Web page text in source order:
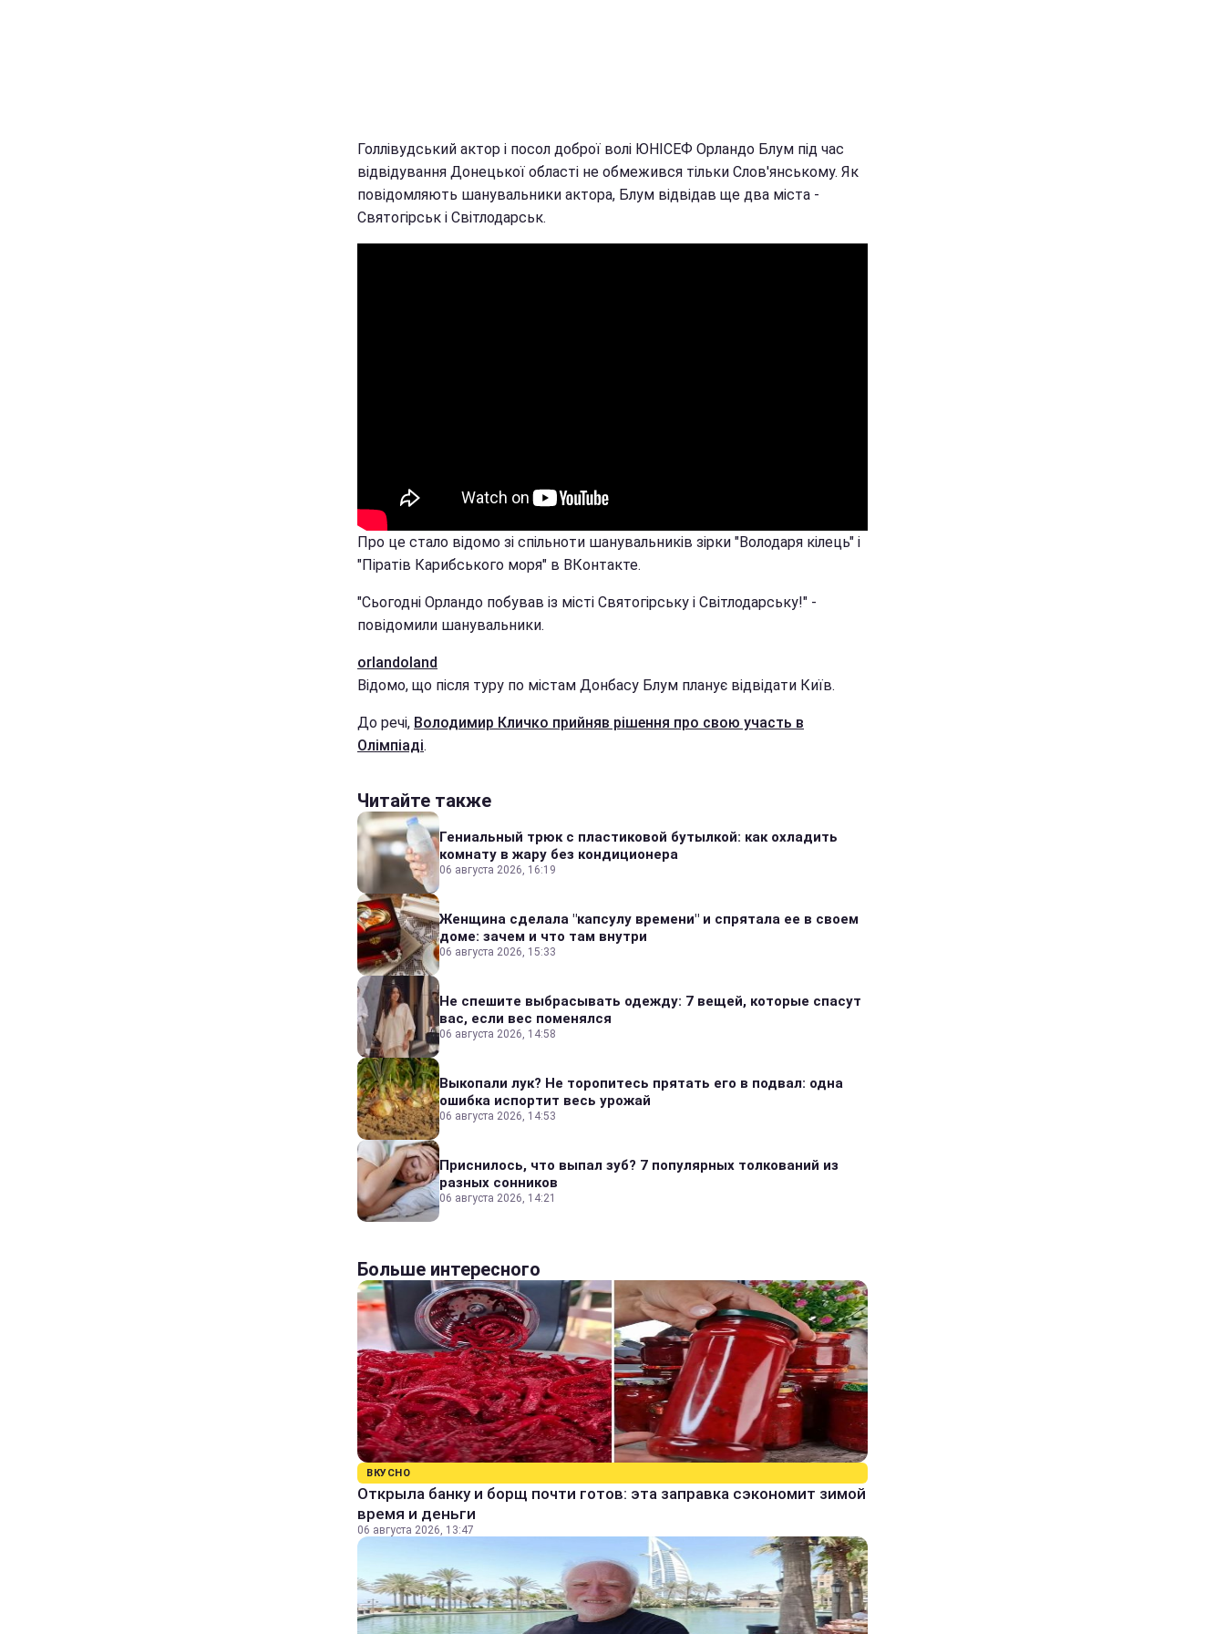
Голлівудський актор і посол доброї волі ЮНІСЕФ Орландо Блум під час
відвідування Донецької області не обмежився тільки Слов'янському. Як
повідомляють шанувальники актора, Блум відвідав ще два міста -
Святогірськ і Світлодарськ.
Про це стало відомо зі спільноти шанувальників зірки "Володаря кілець" і
"Піратів Карибського моря" в ВКонтакте.
"Сьогодні Орландо побував із місті Святогірську і Світлодарську!" -
повідомили шанувальники.
orlandoland
Відомо, що після туру по містам Донбасу Блум планує відвідати Київ.
До речі, Володимир Кличко прийняв рішення про свою участь в
Олімпіаді.
Читайте также
Гениальный трюк с пластиковой бутылкой: как охладить
комнату в жару без кондиционера
06 августа 2026, 16:19
Женщина сделала "капсулу времени" и спрятала ее в своем
доме: зачем и что там внутри
06 августа 2026, 15:33
Не спешите выбрасывать одежду: 7 вещей, которые спасут
вас, если вес поменялся
06 августа 2026, 14:58
Выкопали лук? Не торопитесь прятать его в подвал: одна
ошибка испортит весь урожай
06 августа 2026, 14:53
Приснилось, что выпал зуб? 7 популярных толкований из
разных сонников
06 августа 2026, 14:21
Больше интересного
ВКУСНО
Открыла банку и борщ почти готов: эта заправка сэкономит зимой
время и деньги
06 августа 2026, 13:47